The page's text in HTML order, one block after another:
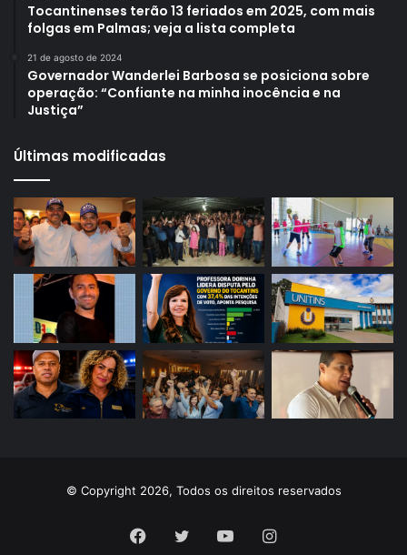
Tocantinenses terão 13 feriados em 2025, com mais
folgas em Palmas; veja a lista completa
21 de agosto de 2024
Governador Wanderlei Barbosa se posiciona sobre
operação: “Confiante na minha inocência e na
Justiça”
Últimas modificadas
© Copyright 2026, Todos os direitos reservados
Facebook
Twitter YouTubeInstagram